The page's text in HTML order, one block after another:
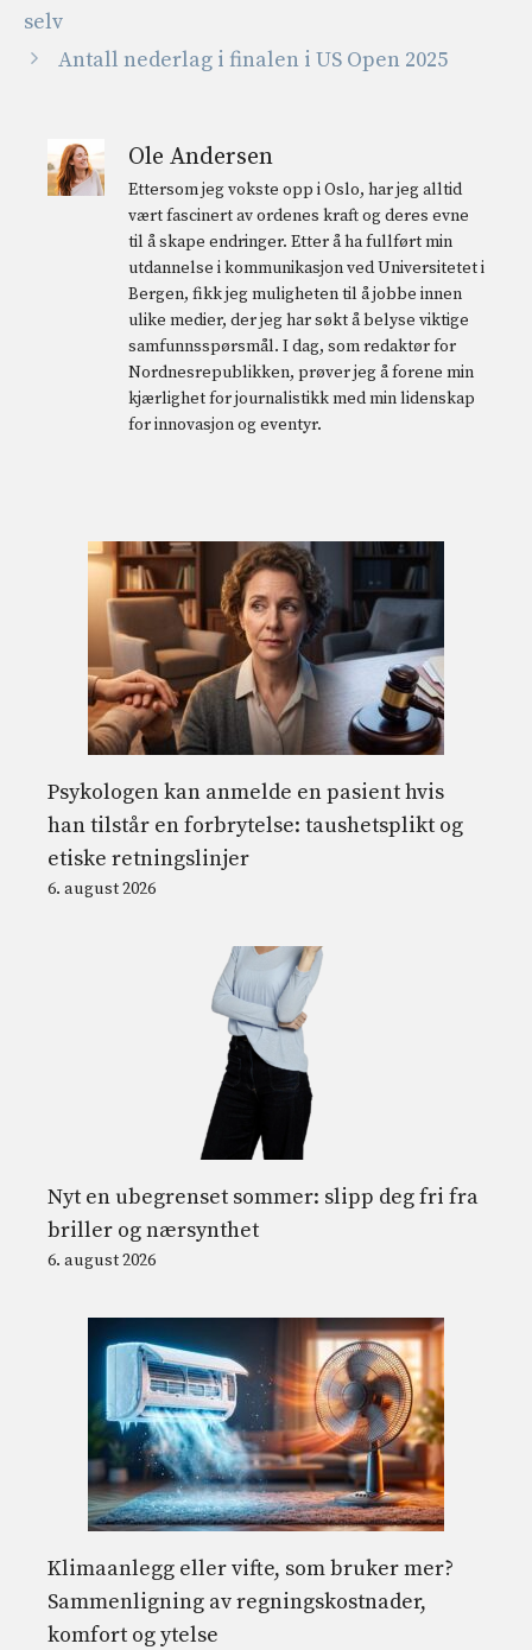
selv
Antall nederlag i finalen i US Open 2025
Ole Andersen
Ettersom jeg vokste opp i Oslo, har jeg alltid
vært fascinert av ordenes kraft og deres evne
til å skape endringer. Etter å ha fullført min
utdannelse i kommunikasjon ved Universitetet i
Bergen, fikk jeg muligheten til å jobbe innen
ulike medier, der jeg har søkt å belyse viktige
samfunnsspørsmål. I dag, som redaktør for
Nordnesrepublikken, prøver jeg å forene min
kjærlighet for journalistikk med min lidenskap
for innovasjon og eventyr.
Psykologen kan anmelde en pasient hvis
han tilstår en forbrytelse: taushetsplikt og
etiske retningslinjer
6. august 2026
Nyt en ubegrenset sommer: slipp deg fri fra
briller og nærsynthet
6. august 2026
Klimaanlegg eller vifte, som bruker mer?
Sammenligning av regningskostnader,
komfort og ytelse